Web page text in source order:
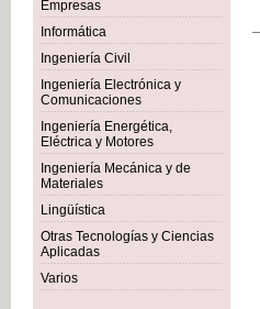
Empresas
Informática
Ingeniería Civil
Ingeniería Electrónica y
Comunicaciones
Ingeniería Energética,
Eléctrica y Motores
Ingeniería Mecánica y de
Materiales
Lingüística
Otras Tecnologías y Ciencias
Aplicadas
Varios